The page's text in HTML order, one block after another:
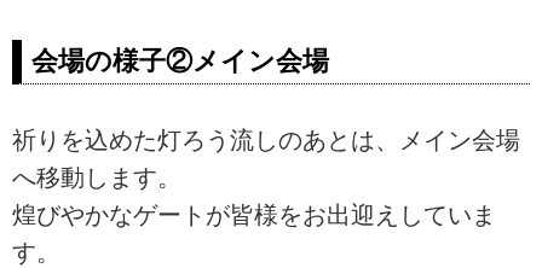
会場の様子②メイン会場
祈りを込めた灯ろう流しのあとは、メイン会場
へ移動します。
煌びやかなゲートが皆様をお出迎えしていま
す。